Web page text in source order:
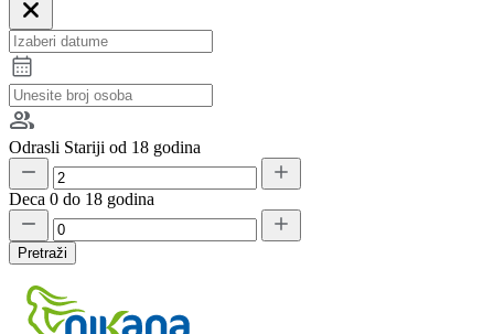
Odrasli Stariji od 18 godina
Deca 0 do 18 godina
Pretraži